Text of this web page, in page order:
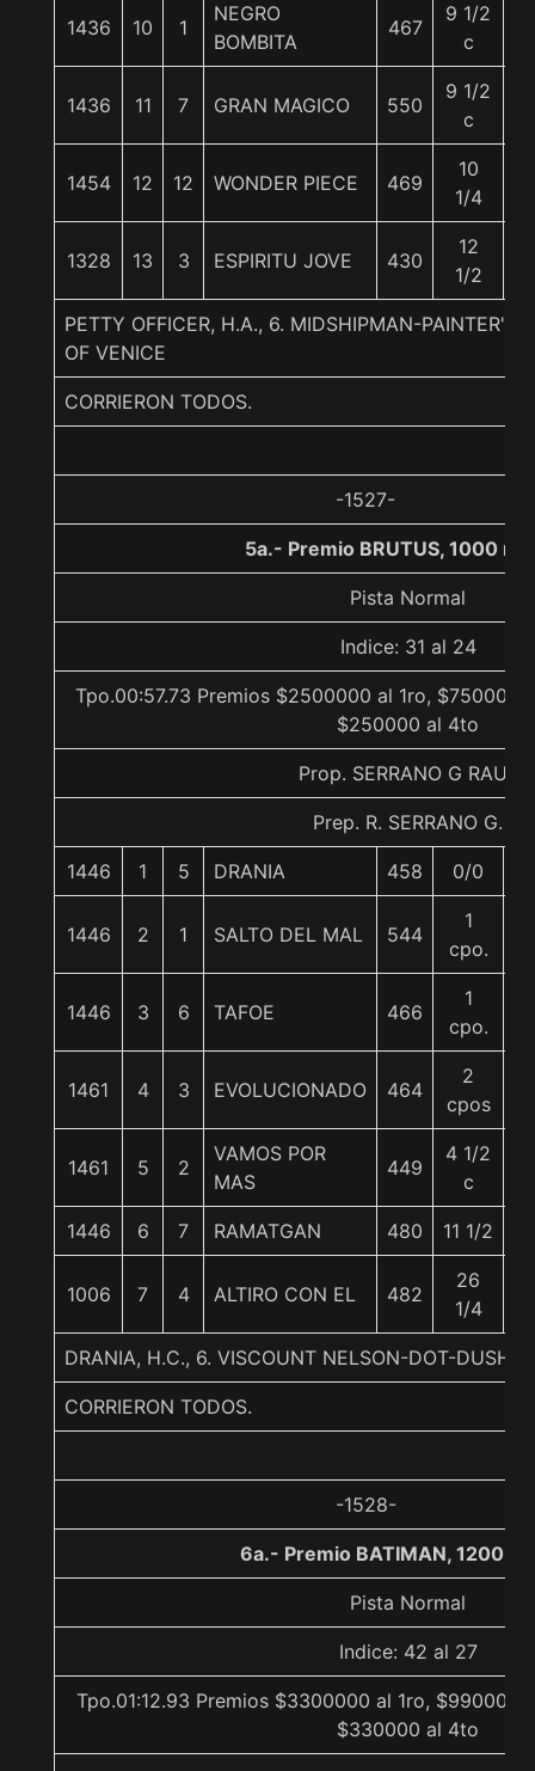
1436 10 1
NEGRO
BOMBITA
467
9 1/2
c
1436 11 7 GRAN MAGICO 550
9 1/2
c
1454 12 12 WONDER PIECE 469
10
1/4
1328 13 3 ESPIRITU JOVE 430
12
1/2
PETTY OFFICER, H.A., 6. MIDSHIPMAN-PAINTER'S
OF VENICE
CORRIERON TODOS.
-1527-
5a.- Premio BRUTUS, 1000
Pista Normal
Indice: 31 al 24
Tpo.00:57.73 Premios $2500000 al 1ro, $750000
$250000 al 4to
Prop. SERRANO G RAUL
Prep. R. SERRANO G.
1446 1 5 DRANIA 458 0/0
1446 2 1 SALTO DEL MAL 544
1
cpo.
1446 3 6 TAFOE 466
1
cpo.
1461 4 3 EVOLUCIONADO 464
2
cpos
1461 5 2
VAMOS POR
MAS
449
4 1/2
c
1446 6 7 RAMATGAN 480 11 1/2
1006 7 4 ALTIRO CON EL 482
26
1/4
DRANIA, H.C., 6. VISCOUNT NELSON-DOT-
CORRIERON TODOS.
-1528-
6a.- Premio BATIMAN, 1200
Pista Normal
Indice: 42 al 27
Tpo.01:12.93 Premios $3300000 al 1ro, $990000
$330000 al 4to